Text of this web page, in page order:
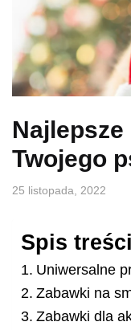
Twojego
25 listopada, 2022
Spis treści
Uniwersalne
Zabawki na
Zabawki dla